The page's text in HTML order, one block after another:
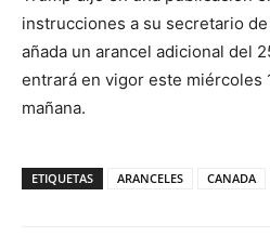
instrucciones a su secretario
añada un arancel adicional del
entrará en vigor este miércoles
mañana.
ETIQUETAS ARANCELES CANADA